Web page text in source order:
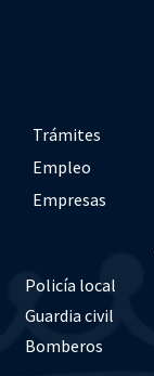
Trámites
Empleo
Empresas
Policía local
Guardia civil
Bomberos